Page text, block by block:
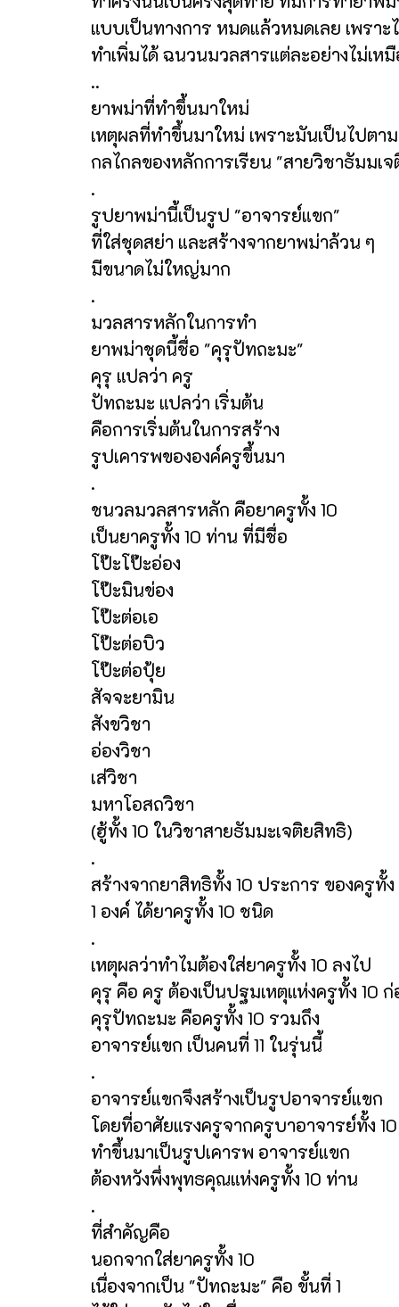
แบบเป็นทางการ หมดแล้วหมดเลย เพราะ
ทำเพิ่มได้ ฉนวนมวลสารแต่ละอย่างไม่เห
..
ยาพม่าที่ทำขึ้นมาใหม่
เหตุผลที่ทำขึ้นมาใหม่ เพราะมันเป็นไปตาม
กลไกลของหลักการเรียน "สายวิชาธัมมเ
.
รูปยาพม่านี้เป็นรูป "อาจารย์แขก"
ที่ใส่ชุดสย่า และสร้างจากยาพม่าล้วน ๆ
มีขนาดไม่ใหญ่มาก
.
มวลสารหลักในการทำ
ยาพม่าชุดนี้ชื่อ "คุรุปัทถะมะ"
คุรุ แปลว่า ครู
ปัทถะมะ แปลว่า เริ่มต้น
คือการเริ่มต้นในการสร้าง
รูปเคารพขององค์ครูขึ้นมา
.
ชนวลมวลสารหลัก คือยาครูทั้ง 10
เป็นยาครูทั้ง 10 ท่าน ที่มีชื่อ
โป๊ะโป๊ะอ่อง
โป๊ะมินข่อง
โป๊ะต่อเอ
โป๊ะต่อบิว
โป๊ะต่อปุ้ย
สัจจะยามิน
สังขวิชา
อ่องวิชา
เส่วิชา
มหาโอสถวิชา
(ฮู้ทั้ง 10 ในวิชาสายธัมมะเจติยสิทธิ)
.
สร้างจากยาสิทธิทั้ง 10 ประการ ของครูทั้ง
1 องค์ ได้ยาครูทั้ง 10 ชนิด
.
เหตุผลว่าทำไมต้องใส่ยาครูทั้ง 10 ลงไป
คุรุ คือ ครู ต้องเป็นปฐมเหตุแห่งครูทั้ง 10
คุรุปัทถะมะ คือครูทั้ง 10 รวมถึง
อาจารย์แขก เป็นคนที่ 11 ในรุ่นนี้
.
อาจารย์แขกจึงสร้างเป็นรูปอาจารย์แขก
โดยที่อาศัยแรงครูจากครูบาอาจารย์ทั้ง 10
ทำขึ้นมาเป็นรูปเคารพ อาจารย์แขก
ต้องหวังพึ่งพุทธคุณแห่งครูทั้ง 10 ท่าน
.
ที่สำคัญคือ
นอกจากใส่ยาครูทั้ง 10
เนื่องจากเป็น "ปัทถะมะ" คือ ขั้นที่ 1